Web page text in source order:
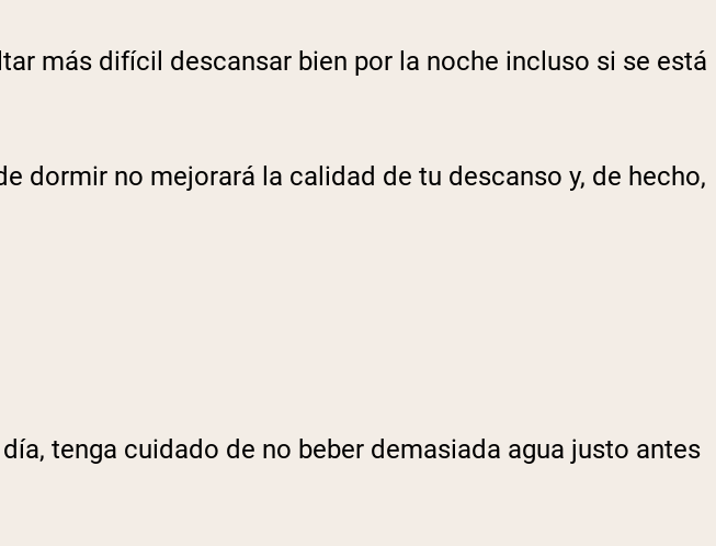
más difícil descansar bien por la noche incluso si se está
dormir no mejorará la calidad de tu descanso y, de hecho,
tenga cuidado de no beber demasiada agua justo antes